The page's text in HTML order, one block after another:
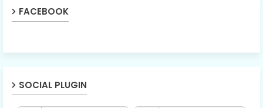
FACEBOOK
SOCIAL PLUGIN